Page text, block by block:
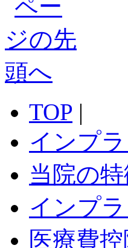
TOP |
インプ
当院の
インプ
医療費